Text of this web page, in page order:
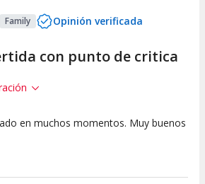
Family Opinión verificada
con punto de critica
10 10
en muchos momentos. Muy buenos